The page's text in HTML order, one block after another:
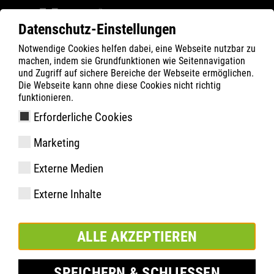
Datenschutz-Einstellungen
Notwendige Cookies helfen dabei, eine Webseite nutzbar zu
machen, indem sie Grundfunktionen wie Seitennavigation
und Zugriff auf sichere Bereiche der Webseite ermöglichen.
Die Webseite kann ohne diese Cookies nicht richtig
funktionieren.
Erforderliche Cookies
Marketing
Externe Medien
Externe Inhalte
ALLE AKZEPTIEREN
ATLAS Technologien
Material Highlights
aktiv-X Funktionsfutter